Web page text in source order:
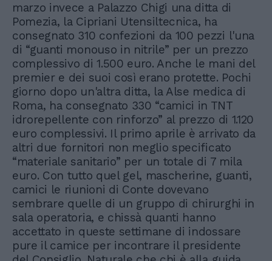
marzo invece a Palazzo Chigi una ditta di
Pomezia, la Cipriani Utensiltecnica, ha
consegnato 310 confezioni da 100 pezzi l'una
di “guanti monouso in nitrile” per un prezzo
complessivo di 1.500 euro. Anche le mani del
premier e dei suoi così erano protette. Pochi
giorno dopo un'altra ditta, la Alse medica di
Roma, ha consegnato 330 “camici in TNT
idrorepellente con rinforzo” al prezzo di 1.120
euro complessivi. Il primo aprile è arrivato da
altri due fornitori non meglio specificato
“materiale sanitario” per un totale di 7 mila
euro. Con tutto quel gel, mascherine, guanti,
camici le riunioni di Conte dovevano
sembrare quelle di un gruppo di chirurghi in
sala operatoria, e chissà quanti hanno
accettato in queste settimane di indossare
pure il camice per incontrare il presidente